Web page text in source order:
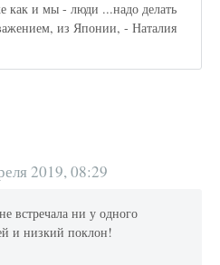
как и мы - люди ...надо делать
из Японии, - Наталия
2019, 08:29
встречала ни у одного
и низкий поклон!